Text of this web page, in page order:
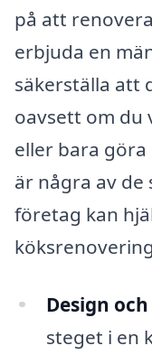
på att
erbjuda en
säkerställa att
oavsett om du
eller bara
är några av
företag kan
Design
steget i en